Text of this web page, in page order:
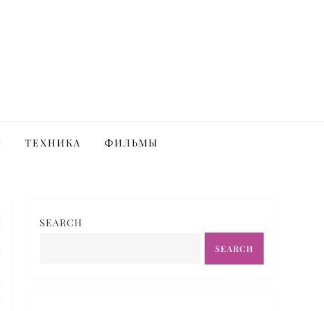
ТЕХНИКА ФИЛЬМЫ
SEARCH
SEARCH